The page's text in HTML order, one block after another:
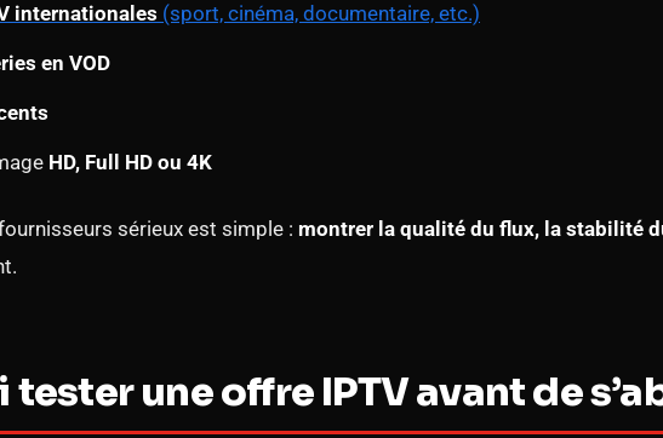
internationales (sport, cinéma, documentaire, etc.)
en VOD
HD, Full HD ou 4K
sérieux est simple : montrer la qualité du flux, la stabilité
une offre IPTV avant de